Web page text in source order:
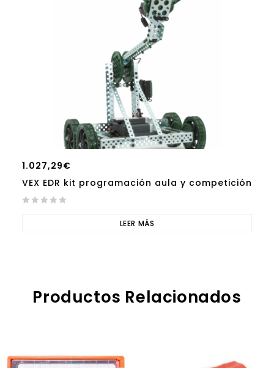
1.027,29€
VEX EDR kit programación aula y competición
LEER MÁS
Productos Relacionados